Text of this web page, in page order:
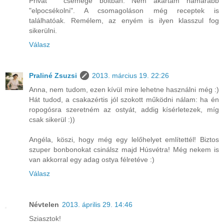
"elpocsékolni". A csomagoláson még receptek is
találhatóak. Remélem, az enyém is ilyen klasszul fog
sikerülni.
Válasz
Praliné Zsuzsi
2013. március 19. 22:26
Anna, nem tudom, ezen kívül mire lehetne használni még :)
Hát tudod, a csakazértis jól szokott működni nálam: ha én
ropogósra szeretném az ostyát, addig kísérletezek, míg
csak sikerül :))
Angéla, köszi, hogy még egy lelőhelyet említettél! Biztos
szuper bonbonokat csinálsz majd Húsvétra! Még nekem is
van akkorral egy adag ostya félretéve :)
Válasz
Névtelen 2013. április 29. 14:46
Sziasztok!